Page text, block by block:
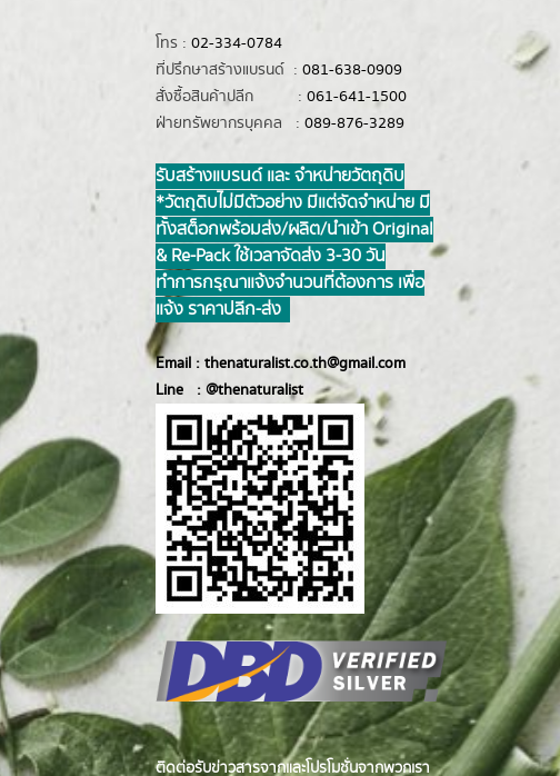
โทร : 02-334-0784
ที่ปรึกษาสร้างแบรนด์ : 081-638-0909
สั่งซื้อสินค้าปลีก : 061-641-1500
ฝ่ายทรัพยากรบุคคล : 089-876-3289
รับสร้างแบรนด์ และ จำหน่ายวัตถุดิบ
*วัตถุดิบไม่มีตัวอย่าง มีแต่จัดจำหน่าย มี
ทั้งสต็อกพร้อมส่ง/ผลิต/นำเข้า Original
& Re-Pack ใช้เวลาจัดส่ง 3-30 วัน
ทำการ กรุณาแจ้งจำนวนที่ต้องการ เพื่อ
แจ้ง ราคาปลีก-ส่ง
Email : thenaturalist.co.th@gmail.com
Line : @thenaturalist
ติดต่อรับข่าวสารจากและโปรโมชั่นจากพวกเรา